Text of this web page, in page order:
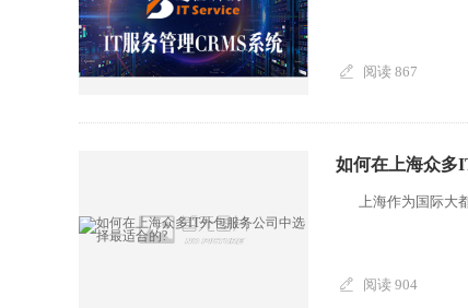
阅读 867
如何在上海众多
上海作为国际大都
阅读 904